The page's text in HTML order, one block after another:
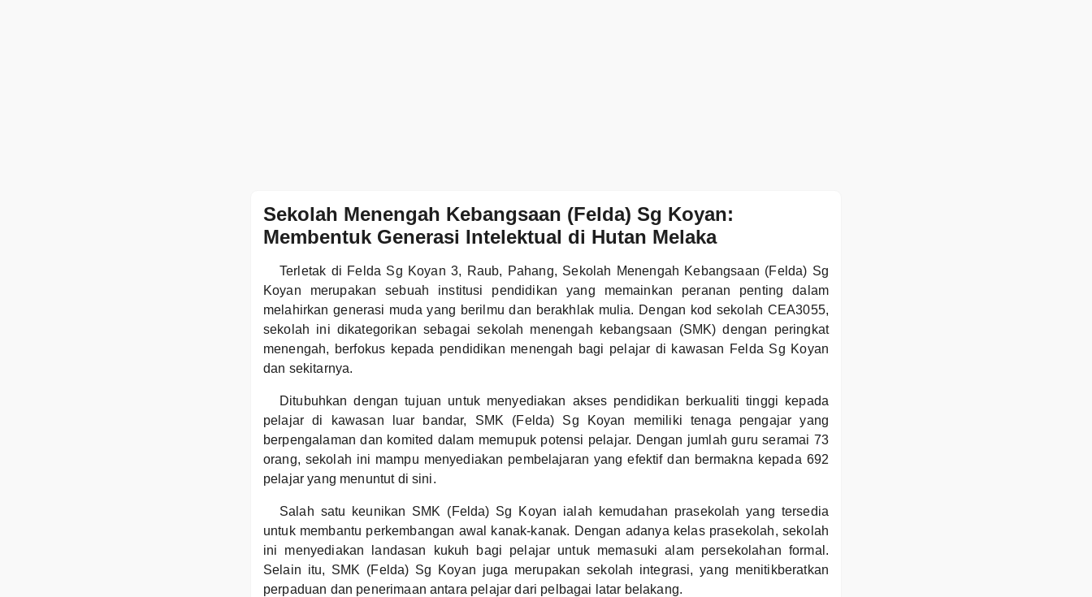
Sekolah Menengah Kebangsaan (Felda) Sg Koyan:
Membentuk Generasi Intelektual di Hutan Melaka
Terletak di Felda Sg Koyan 3, Raub, Pahang, Sekolah Menengah Kebangsaan (Felda) Sg
Koyan merupakan sebuah institusi pendidikan yang memainkan peranan penting dalam
melahirkan generasi muda yang berilmu dan berakhlak mulia. Dengan kod sekolah CEA3055,
sekolah ini dikategorikan sebagai sekolah menengah kebangsaan (SMK) dengan peringkat
menengah, berfokus kepada pendidikan menengah bagi pelajar di kawasan Felda Sg Koyan
dan sekitarnya.
Ditubuhkan dengan tujuan untuk menyediakan akses pendidikan berkualiti tinggi kepada
pelajar di kawasan luar bandar, SMK (Felda) Sg Koyan memiliki tenaga pengajar yang
berpengalaman dan komited dalam memupuk potensi pelajar. Dengan jumlah guru seramai 73
orang, sekolah ini mampu menyediakan pembelajaran yang efektif dan bermakna kepada 692
pelajar yang menuntut di sini.
Salah satu keunikan SMK (Felda) Sg Koyan ialah kemudahan prasekolah yang tersedia
untuk membantu perkembangan awal kanak-kanak. Dengan adanya kelas prasekolah, sekolah
ini menyediakan landasan kukuh bagi pelajar untuk memasuki alam persekolahan formal.
Selain itu, SMK (Felda) Sg Koyan juga merupakan sekolah integrasi, yang menitikberatkan
perpaduan dan penerimaan antara pelajar dari pelbagai latar belakang.